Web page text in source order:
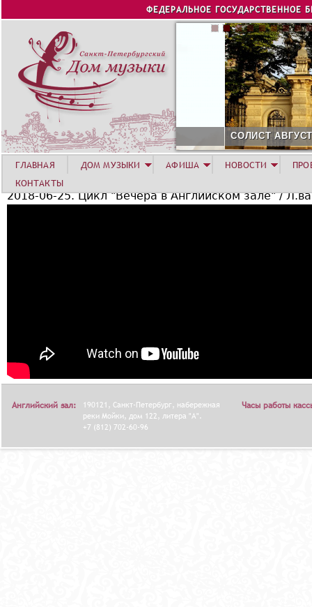
Jump to navigation
ФЕДЕРАЛЬНОЕ ГОСУДАРСТВЕННОЕ
СОЛИСТ АВГУСТА 2026
2018-06-25. Цикл "Вечера в Английском зале" /
ГЛАВНАЯ ДОМ МУЗЫКИ АФИША НОВОСТИ
КОНТАКТЫ
Английский зал:
190121, Санкт-Петербург, набережная
реки Мойки, дом 122, литера "А".
+7 (812) 702-60-96
Часы работы